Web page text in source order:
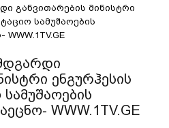
განვითარების მინისტრი
სამუშაოების
ენგურჰესის
WWW.1TV.GE